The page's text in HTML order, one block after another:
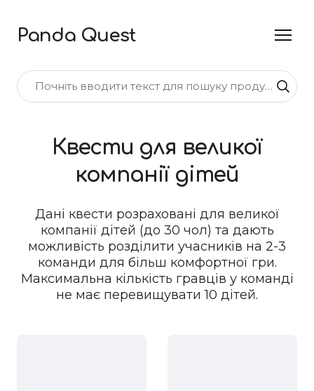
Panda Quest
Квести для великої
компанії дітей
Дані квести розраховані для великої
компанії дітей (до 30 чол) та дають
можливість розділити учасників на 2-3
команди для більш комфортної гри.
Максимальна кількість гравців у команді
не має перевищувати 10 дітей.